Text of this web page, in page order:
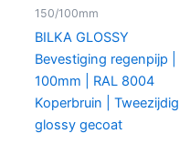
150/100mm
BILKA GLOSSY
Bevestiging regenpijp |
100mm | RAL 8004
Koperbruin | Tweezijdig
glossy gecoat